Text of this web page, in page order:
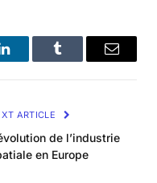
LinkedInTumblr Email
ARTICLE
de l’industrie
en Europe